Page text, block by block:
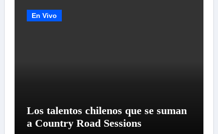
En Vivo
Los talentos chilenos que se suman
a Country Road Sessions